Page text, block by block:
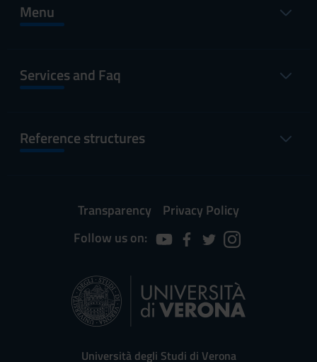
Menu
Services and Faq
Reference structures
Transparency
Privacy Policy
Follow us on:
Università degli Studi di Verona